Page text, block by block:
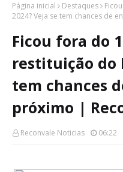
Página inicial Destaques
2024? Veja se tem chances de
Ficou fora do
restituição do
tem chances
próximo |
Reconvale Noticias 06:22